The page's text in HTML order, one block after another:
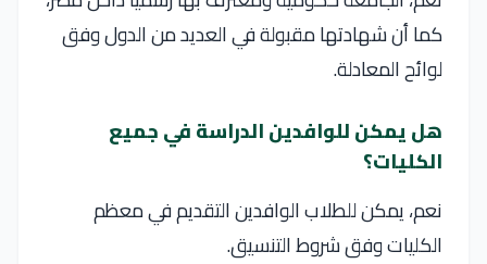
كما أن شهادتها مقبولة في العديد من الدول وفق
لوائح المعادلة.
هل يمكن للوافدين الدراسة في جميع
الكليات؟
نعم، يمكن للطلاب الوافدين التقديم في معظم
الكليات وفق شروط التنسيق.